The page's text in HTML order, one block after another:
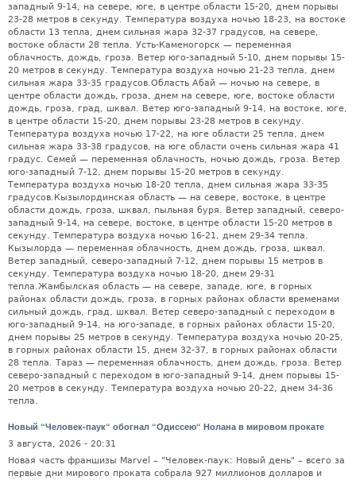
западный 9-14, на севере, юге, в центре области 15-20, днем порывы
23-28 метров в секунду. Температура воздуха ночью 18-23, на востоке
области 13 тепла, днем сильная жара 32-37 градусов, на севере,
востоке области 28 тепла. Усть-Каменогорск — переменная
облачность, дождь, гроза. Ветер юго-западный 5-10, днем порывы 15-
20 метров в секунду. Температура воздуха ночью 21-23 тепла, днем
сильная жара 33-35 градусов.Область Абай — ночью на севере, в
центре области дождь, гроза, днем на севере, юге, востоке области
дождь, гроза, град, шквал. Ветер юго-западный 9-14, на востоке, юге,
в центре области 15-20, днем порывы 23-28 метров в секунду.
Температура воздуха ночью 17-22, на юге области 25 тепла, днем
сильная жара 33-38 градусов, на юге области очень сильная жара 41
градус. Семей — переменная облачность, ночью дождь, гроза. Ветер
юго-западный 7-12, днем порывы 15-20 метров в секунду.
Температура воздуха ночью 18-20 тепла, днем сильная жара 33-35
градусов.Кызылординская область — на севере, востоке, в центре
области дождь, гроза, шквал, пыльная буря. Ветер западный, северо-
западный 9-14, на севере, востоке, в центре области 15-20 метров в
секунду. Температура воздуха ночью 16-21, днем 29-34 тепла.
Кызылорда — переменная облачность, днем дождь, гроза, шквал.
Ветер западный, северо-западный 7-12, днем порывы 15 метров в
секунду. Температура воздуха ночью 18-20, днем 29-31
тепла.Жамбылская область — на севере, западе, юге, в горных
районах области дождь, гроза, в горных районах области временами
сильный дождь, град, шквал. Ветер северо-западный с переходом в
юго-западный 9-14, на юго-западе, в горных районах области 15-20,
днем порывы 25 метров в секунду. Температура воздуха ночью 20-25,
в горных районах области 15, днем 32-37, в горных районах области
28 тепла. Тараз — переменная облачность, днем дождь, гроза. Ветер
северо-западный с переходом в юго-западный 9-14, днем порывы 15-
20 метров в секунду. Температура воздуха ночью 20-22, днем 34-36
тепла.
Новый “Человек-паук“ обогнал “Одиссею“ Нолана в мировом прокате
3 августа, 2026 - 20:31
Новая часть франшизы Marvel – "Человек-паук: Новый день" – всего за
первые дни мирового проката собрала 927 миллионов долларов и